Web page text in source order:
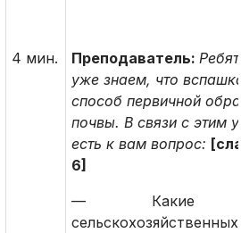
4 мин. Преподаватель:
уже знаем, что
способ первичной
почвы. В связи с этим
есть к вам вопрос:
6]
— Какие